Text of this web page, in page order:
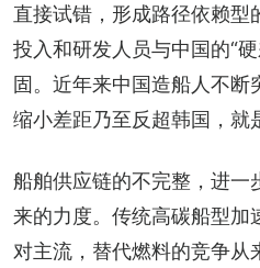
直接试错，形成路径依赖型
投入和研发人员与中国的“
固。近年来中国造船人不断
缩小差距乃至反超韩国，就
船舶供应链的不完整，进一
来的力度。传统高碳船型加
对主流，替代燃料的竞争从